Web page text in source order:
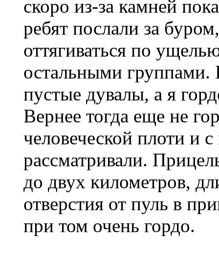
скоро из-за камней
ребят послали за
оттягиваться по
остальными группами.
пустые дувалы, а я
Вернее тогда еще не
человеческой плоти и
рассматривали.
до двух километров,
отверстия от пуль в
при том очень гордо.